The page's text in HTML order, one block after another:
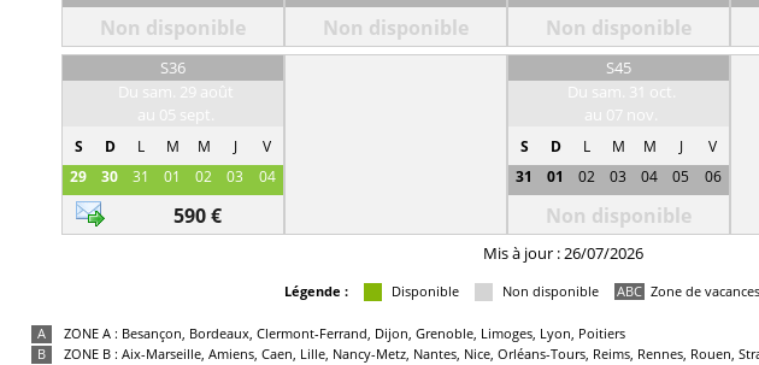
Non disponible
S36
Du sam. 29 août
au 05 sept.
S D L M M J
V
29
30 31 01 02 03 04
590 €
Non disponible Non disponible
S45
Du sam. 31 oct.
au 07 nov.
S D L M M J
V
31
01 02 03 04 05 06
Non disponible
Mis à jour : 26/07/2026
Légende : Disponible Non disponible ABC Zone de
A
ZONE A : Besançon, Bordeaux, Clermont-Ferrand, Dijon, Grenoble, Limoges, Lyon, Poitiers
B
ZONE B : Aix-Marseille, Amiens, Caen, Lille, Nancy-Metz, Nantes, Nice, Orléans-Tours, Reims, Rennes, Rouen,